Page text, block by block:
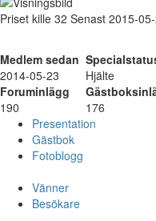
Priset kille 32 Senast 2015-
Medlem sedan
2014-05-23
Hjälte
Foruminlägg
190
176
Presentation
Gästbok
Fotoblogg
Vänner
Besökare